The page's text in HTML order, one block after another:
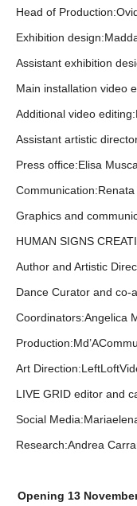
Head of
Exhibition
Assistant exhibition
Main installation video
Additional video
Assistant artistic
Press office:Elisa
Graphics and
HUMAN SIGNS
Author and Artistic
Dance Curator and co-
Coordinators:Angelica
Art
LIVE GRID editor and
Social
Research:Andrea
Opening 13